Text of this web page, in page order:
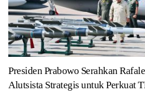
Presiden Prabowo Serahkan
Alutsista Strategis untuk Perkuat